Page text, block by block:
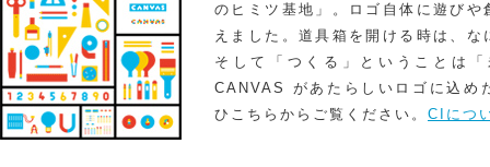
のヒミツ基地」。ロゴ自体に遊び
えました。道具箱を開ける時は、
そして「つくる」ということは
CANVAS があたらしいロゴに込め
ひこちらからご覧ください。 CIにつ